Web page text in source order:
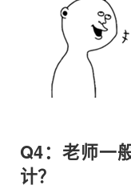
Q4：老师一
计？